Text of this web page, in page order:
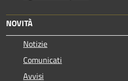
NOVITÀ
Notizie
Comunicati
Avvisi